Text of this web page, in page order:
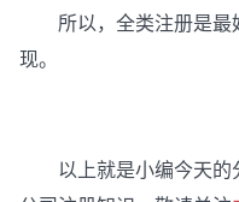
所以，全类注册是最
现。
以上就是小编今天的分